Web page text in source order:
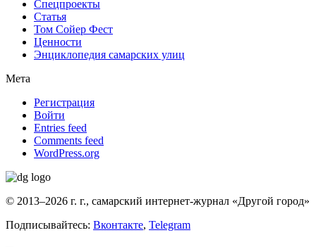
Спецпроекты
Статья
Том Сойер Фест
Ценности
Энциклопедия самарских улиц
Мета
Регистрация
Войти
Entries feed
Comments feed
WordPress.org
© 2013–2026 г. г., самарский интернет-журнал «Другой город»
Подписывайтесь: Вконтакте, Telegram